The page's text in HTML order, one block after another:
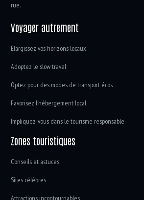
rue.
Voyager autrement
Élargissez vos horizons locaux
Adoptez le slow travel
Optez pour des modes de transport écos
Favorisez l’hébergement local
Impliquez-vous dans le tourisme responsable
Zones touristiques
Conseils et astuces
Sites célèbres
Attractions incontournables